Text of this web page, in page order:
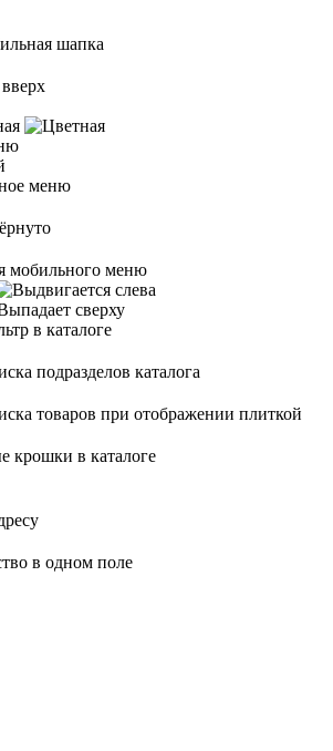
шапка
меню
мобильного меню
в каталоге
подразделов каталога
товаров при отображении плиткой
крошки в каталоге
в одном поле